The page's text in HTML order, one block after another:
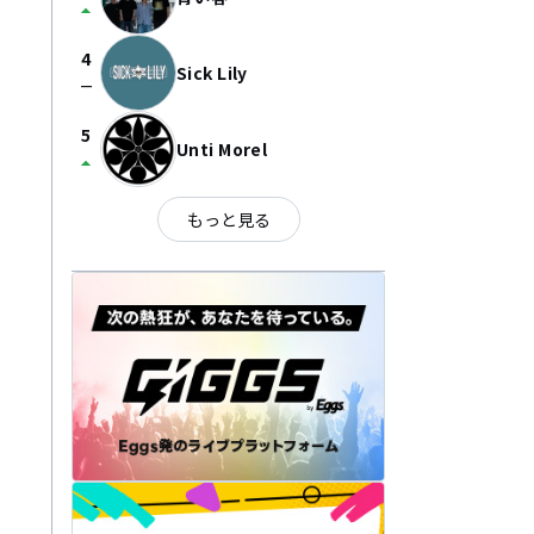
arrow_drop_up
4
check_indeterminate_small Sick Lily
5
arrow_drop_up Unti Morel
もっと見る